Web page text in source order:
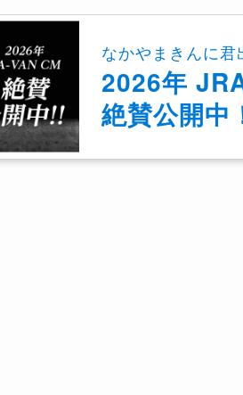
なかやまきんに君
2026年
絶賛公開中